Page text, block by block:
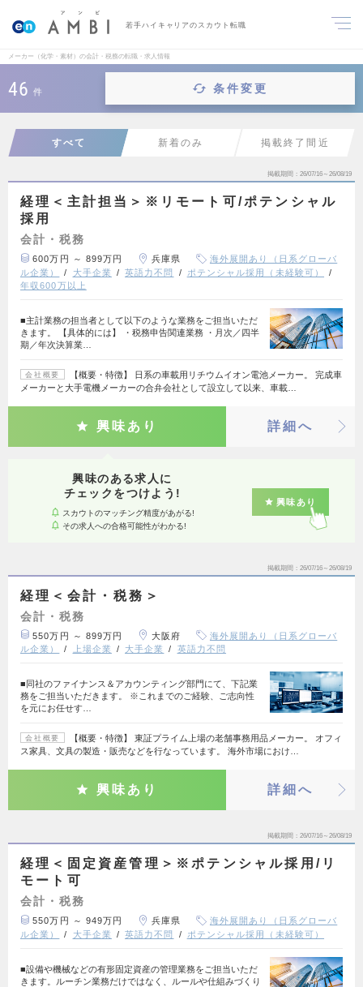
若手ハイキャリアのスカウト転職
メーカー（化学・素材）の会計・税務の転職・求人情報
46 件 条件変更
すべて 新着のみ 掲載終了間近
掲載期間 26/07/16～26/08/19
経理＜主計担当＞※リモート可/ポテンシャル
採用
会計・税務
600万円 ～ 899万円 兵庫県
海外展開あり（日系グローバ
ル企業）
大手企業 英語力不問
ポテンシャル採用（未経験可）
年収600万以上
■主計業務の担当者として以下のような業務をご担当いただ
きます。 【具体的には】 ・税務申告関連業務 ・月次／四半
期／年次決算業…
会社概要
【概要・特徴】 日系の車載用リチウムイオン電池メーカー。 完成車
メーカーと大手電機メーカーの合弁会社として設立して以来、車載…
興味あり 詳細へ
興味のある求人に
チェックをつけよう!
スカウトのマッチング精度があがる!
その求人への合格可能性がわかる!
興味あり
掲載期間 26/07/16～26/08/19
経理＜会計・税務＞
会計・税務
550万円 ～ 899万円 大阪府
海外展開あり（日系グローバ
ル企業）
上場企業 大手企業 英語力不問
■同社のファイナンス＆アカウンティング部門にて、下記業
務をご担当いただきます。 ※これまでのご経験、ご志向性
を元にお任せす…
会社概要
【概要・特徴】 東証プライム上場の老舗事務用品メーカー。 オフィ
ス家具、文具の製造・販売などを行なっています。 海外市場におけ…
興味あり 詳細へ
掲載期間 26/07/16～26/08/19
経理＜固定資産管理＞※ポテンシャル採用/リ
モート可
会計・税務
550万円 ～ 949万円 兵庫県
海外展開あり（日系グローバ
ル企業）
大手企業 英語力不問 ポテンシャル採用（未経験可）
■設備や機械などの有形固定資産の管理業務をご担当いただ
きます。ルーチン業務だけではなく、ルールや仕組みづくり